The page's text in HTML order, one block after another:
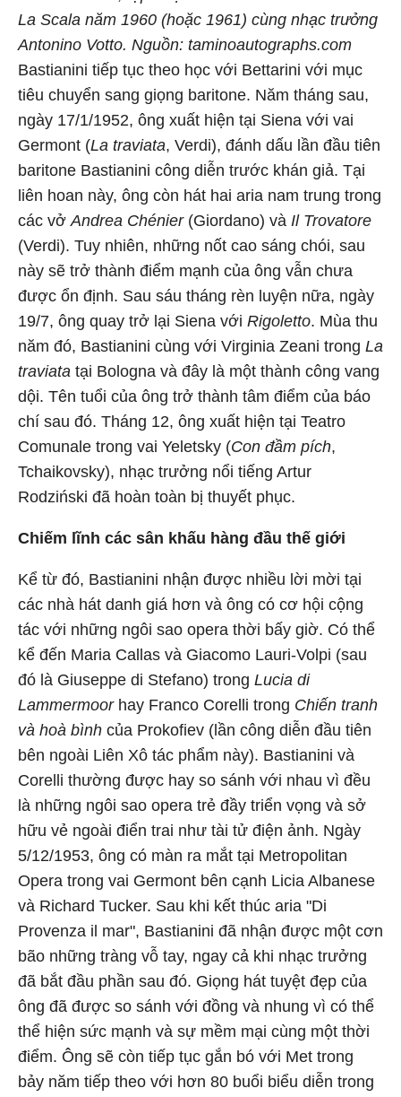
La Scala năm 1960 (hoặc 1961) cùng nhạc trưởng
Antonino Votto. Nguồn: taminoautographs.com
Bastianini tiếp tục theo học với Bettarini với mục
tiêu chuyển sang giọng baritone. Năm tháng sau,
ngày 17/1/1952, ông xuất hiện tại Siena với vai
Germont (La traviata, Verdi), đánh dấu lần đầu tiên
baritone Bastianini công diễn trước khán giả. Tại
liên hoan này, ông còn hát hai aria nam trung trong
các vởAndrea Chénier(Giordano) và Il Trovatore
(Verdi). Tuy nhiên, những nốt cao sáng chói, sau
này sẽ trở thành điểm mạnh của ông vẫn chưa
được ổn định. Sau sáu tháng rèn luyện nữa, ngày
19/7, ông quay trở lại Siena với Rigoletto. Mùa thu
năm đó, Bastianini cùng với Virginia Zeani trong La
traviata tại Bologna và đây là một thành công vang
dội. Tên tuổi của ông trở thành tâm điểm của báo
chí sau đó. Tháng 12, ông xuất hiện tại Teatro
Comunale trong vai Yeletsky (Con đầm pích,
Tchaikovsky), nhạc trưởng nổi tiếng Artur
Rodziński đã hoàn toàn bị thuyết phục.
Chiếm lĩnh các sân khấu hàng đầu thế giới
Kể từ đó, Bastianini nhận được nhiều lời mời tại
các nhà hát danh giá hơn và ông có cơ hội cộng
tác với những ngôi sao opera thời bấy giờ. Có thể
kể đến Maria Callas và Giacomo Lauri-Volpi (sau
đó là Giuseppe di Stefano) trong Lucia di
Lammermoor hay Franco Corelli trong Chiến tranh
và hoà bình của Prokofiev (lần công diễn đầu tiên
bên ngoài Liên Xô tác phẩm này). Bastianini và
Corelli thường được hay so sánh với nhau vì đều
là những ngôi sao opera trẻ đầy triển vọng và sở
hữu vẻ ngoài điển trai như tài tử điện ảnh. Ngày
5/12/1953, ông có màn ra mắt tại Metropolitan
Opera trong vai Germont bên cạnh Licia Albanese
và Richard Tucker. Sau khi kết thúc aria "Di
Provenza il mar", Bastianini đã nhận được một cơn
bão những tràng vỗ tay, ngay cả khi nhạc trưởng
đã bắt đầu phần sau đó. Giọng hát tuyệt đẹp của
ông đã được so sánh với đồng và nhung vì có thể
thể hiện sức mạnh và sự mềm mại cùng một thời
điểm. Ông sẽ còn tiếp tục gắn bó với Met trong
bảy năm tiếp theo với hơn 80 buổi biểu diễn trong